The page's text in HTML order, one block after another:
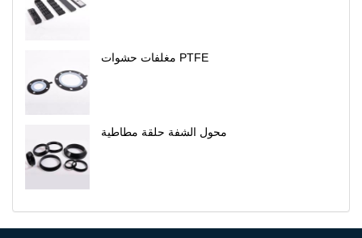
مغلفات حشوات PTFE
محول الشفة حلقة مطاطية